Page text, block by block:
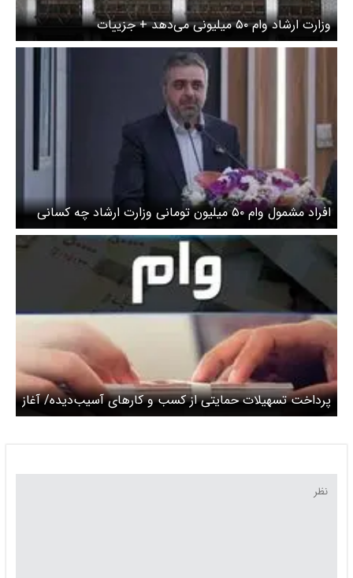
وزارت ارشاد وام ۵۰ میلیونی می‌دهد + جزییات
افراد مشمول وام ۵۰ میلیون تومانی وزارت ارشاد چه کسانی
هستند؟
پرداخت تسهیلات حمایتی از کسب و کارهای آسیب‌دیده/ آغاز
پرداخت وام به بنگاه‌های یک نفره